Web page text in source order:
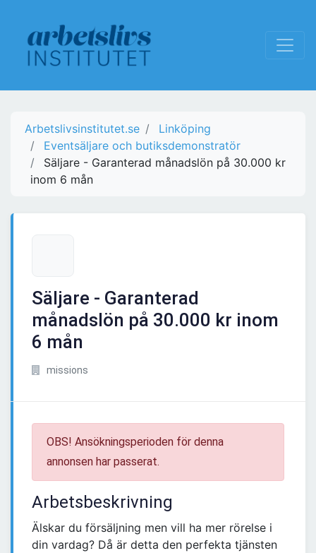
Arbetslivsinstitutet.se
Linköping
Eventsäljare och butiksdemonstratör
Säljare - Garanterad månadslön på 30.000 kr
inom 6 mån
Säljare - Garanterad
månadslön på 30.000 kr inom
6 mån
missions
OBS! Ansökningsperioden för denna
annonsen har passerat.
Arbetsbeskrivning
Älskar du försäljning men vill ha mer rörelse i
din vardag? Då är detta den perfekta tjänsten